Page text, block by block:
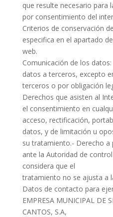
que resulte necesario para
por consentimiento del
Criterios de conservación
especifica en el apartado
web.
Comunicación de los
datos a terceros, excepto
terceros o por obligación
Derechos que asisten al
el consentimiento en
acceso, rectificación,
datos, y de limitación u
su tratamiento.- Derecho a
ante la Autoridad de
considera que el
tratamiento no se ajusta a
Datos de contacto para
EMPRESA MUNICIPAL DE
CANTOS, S.A,